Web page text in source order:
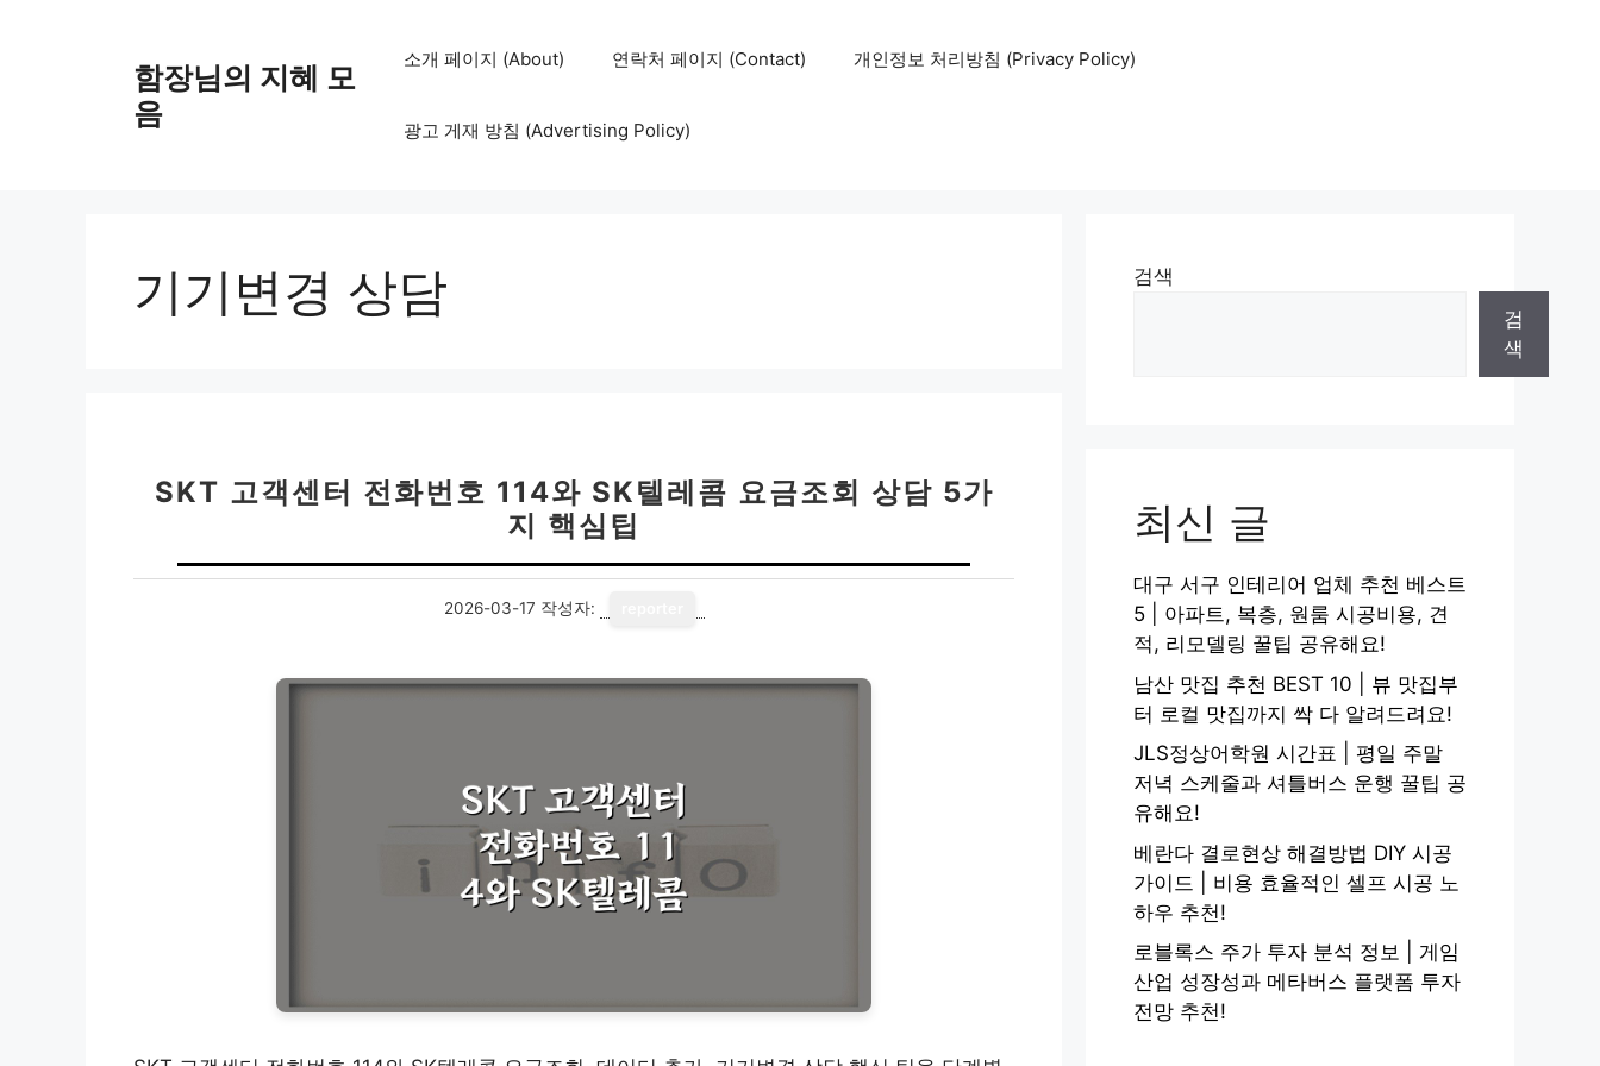
함장님의 지혜 모
음
소개 페이지 (About) 연락처 페이지 (Contact) 개인정보 처리방침 (Privacy Policy)
광고 게재 방침 (Advertising Policy)
기기변경 상담
SKT 고객센터 전화번호 114와 SK텔레콤 요금조회 상담 5가
지 핵심팁
2026-03-17 작성자:
검색
검
색
최신 글
대구 서구 인테리어 업체 추천 베스트
5 | 아파트, 복층, 원룸 시공비용, 견
적, 리모델링 꿀팁 공유해요!
남산 맛집 추천 BEST 10 | 뷰 맛집부
터 로컬 맛집까지 싹 다 알려드려요!
JLS정상어학원 시간표 | 평일 주말
저녁 스케줄과 셔틀버스 운행 꿀팁 공
유해요!
베란다 결로현상 해결방법 DIY 시공
가이드 | 비용 효율적인 셀프 시공 노
하우 추천!
로블록스 주가 투자 분석 정보 | 게임
산업 성장성과 메타버스 플랫폼 투자
전망 추천!